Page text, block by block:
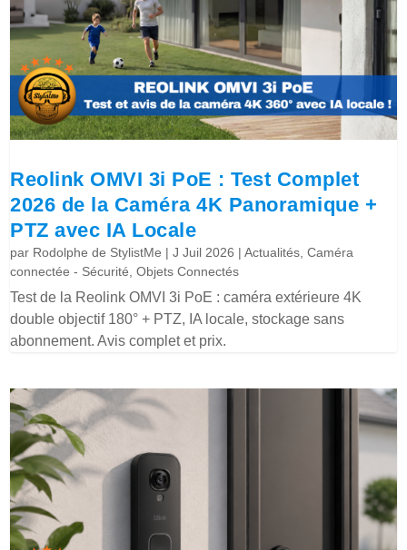
Reolink OMVI 3i PoE : Test Complet
2026 de la Caméra 4K Panoramique +
PTZ avec IA Locale
par Rodolphe de StylistMe |J Juil 2026 |Actualités,Caméra
connectée - Sécurité,Objets Connectés
Test de la Reolink OMVI 3i PoE : caméra extérieure 4K
double objectif 180° + PTZ, IA locale, stockage sans
abonnement. Avis complet et prix.